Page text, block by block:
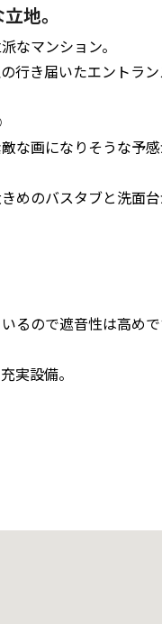
地。
なマンション。
行き届いたエントラ
な画になりそうな予
めのバスタブと洗面
るので遮音性は高め
実設備。